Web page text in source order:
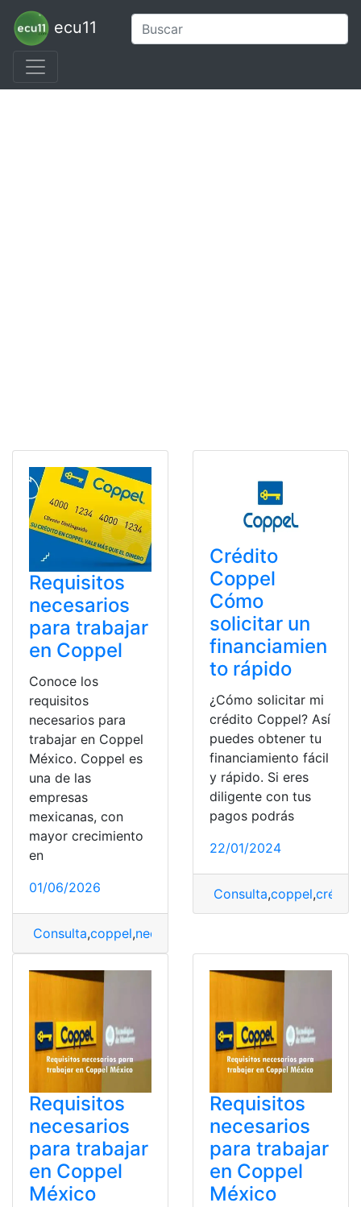
ecu11
Requisitos
necesarios
para trabajar
en Coppel
Conoce los
requisitos
necesarios para
trabajar en Coppel
México. Coppel es
una de las
empresas
mexicanas, con
mayor crecimiento
en
01/06/2026
Consulta,coppel,necesario
Crédito
Coppel
Cómo
solicitar un
financiamien
to rápido
¿Cómo solicitar mi
crédito Coppel? Así
puedes obtener tu
financiamiento fácil
y rápido. Si eres
diligente con tus
pagos podrás
22/01/2024
Consulta,coppel,crédito
Requisitos
necesarios
para trabajar
en Coppel
México
Requisitos
necesarios
para trabajar
en Coppel
México